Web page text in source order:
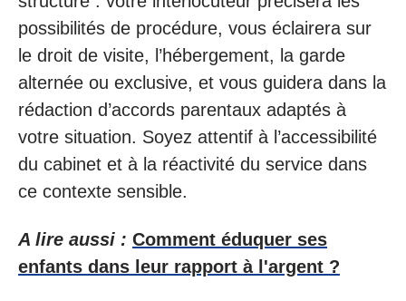
possibilités de procédure, vous éclairera sur
le droit de visite, l’hébergement, la garde
alternée ou exclusive, et vous guidera dans la
rédaction d’accords parentaux adaptés à
votre situation. Soyez attentif à l’accessibilité
du cabinet et à la réactivité du service dans
ce contexte sensible.
A lire aussi : Comment éduquer ses
enfants dans leur rapport à l'argent ?